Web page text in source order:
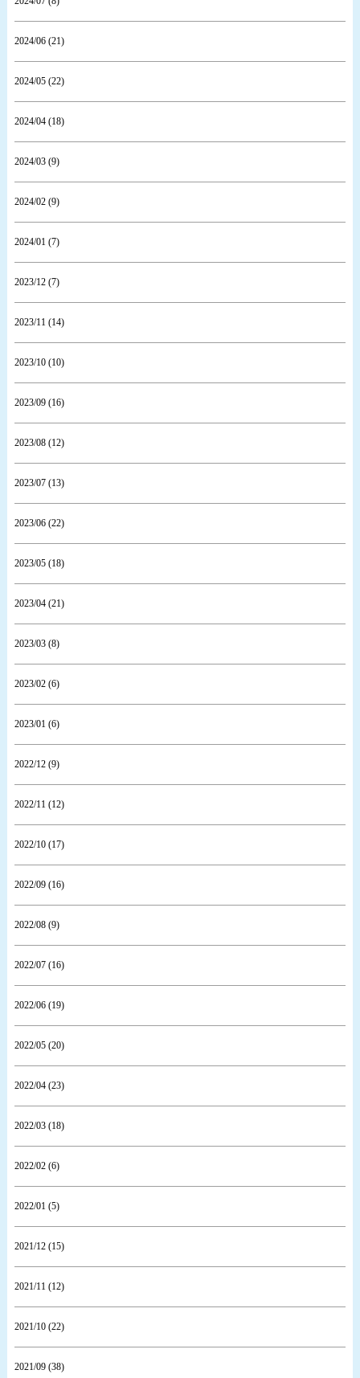
2024/06 (21)
2024/05 (22)
2024/04 (18)
2024/03 (9)
2024/02 (9)
2024/01 (7)
2023/12 (7)
2023/11 (14)
2023/10 (10)
2023/09 (16)
2023/08 (12)
2023/07 (13)
2023/06 (22)
2023/05 (18)
2023/04 (21)
2023/03 (8)
2023/02 (6)
2023/01 (6)
2022/12 (9)
2022/11 (12)
2022/10 (17)
2022/09 (16)
2022/08 (9)
2022/07 (16)
2022/06 (19)
2022/05 (20)
2022/04 (23)
2022/03 (18)
2022/02 (6)
2022/01 (5)
2021/12 (15)
2021/11 (12)
2021/10 (22)
2021/09 (38)